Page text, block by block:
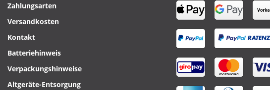
Zahlungsarten
Versandkosten
Kontakt
Batteriehinweis
Verpackungshinweise
Altgeräte-Entsorgung